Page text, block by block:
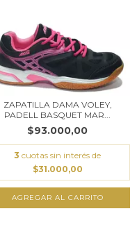
ZAPATILLA DAMA VOLEY,
PADELL BASQUET MAR...
$93.000,00
3 cuotas sin interés de
$31.000,00
AGREGAR AL CARRITO